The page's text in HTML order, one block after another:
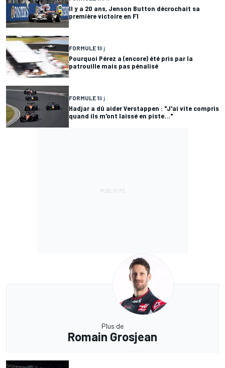
Il y a 20 ans, Jenson Button décrochait sa
première victoire en F1
FORMULE 18 j
Pourquoi Pérez a (encore) été pris par la
patrouille mais pas pénalisé
FORMULE 19 j
Hadjar a dû aider Verstappen : "J'ai vite compris
quand ils m'ont laissé en piste..."
Plus de
Romain Grosjean